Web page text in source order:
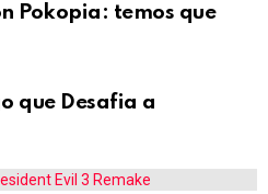
Pokopia: temos que
que Desafia a